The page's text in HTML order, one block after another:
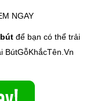
NGAY
để bạn có thể trải
BútGỗKhắcTên.Vn